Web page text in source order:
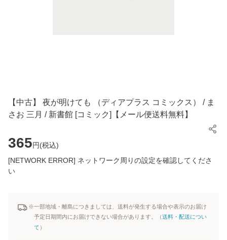
【中古】 夜が明けても （ディアプラス コミックス） / ま
さお 三月 / 新書館 [コミック]【メール便送料無料】
365円(税込)
[NETWORK ERROR] ネットワーク周りの設定を確認してくださ
い
※一部地域・離島につきましては、送料が発生する場合や表示のお届け
予定日期間内にお届けできない場合があります。（送料・配送につい
て ）